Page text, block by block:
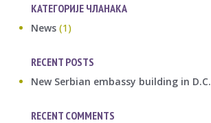
КАТЕГОРИЈЕ ЧЛАНАКА
News(1)
RECENT POSTS
New Serbian embassy building in D.C.
RECENT COMMENTS